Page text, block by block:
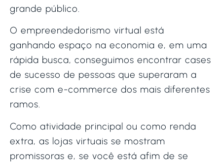
grande público.
O empreendedorismo virtual está
ganhando espaço na economia e, em uma
rápida busca, conseguimos encontrar cases
de sucesso de pessoas que superaram a
crise com e-commerce dos mais diferentes
ramos.
Como atividade principal ou como renda
extra, as lojas virtuais se mostram
promissoras e, se você está afim de se